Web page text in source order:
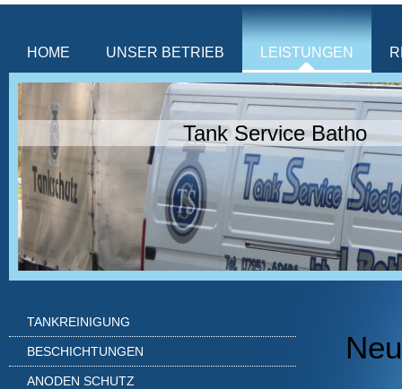
HOME UNSER BETRIEB LEISTUNGEN
Tank Service Batho
TANKREINIGUNG
BESCHICHTUNGEN
ANODEN SCHUTZ